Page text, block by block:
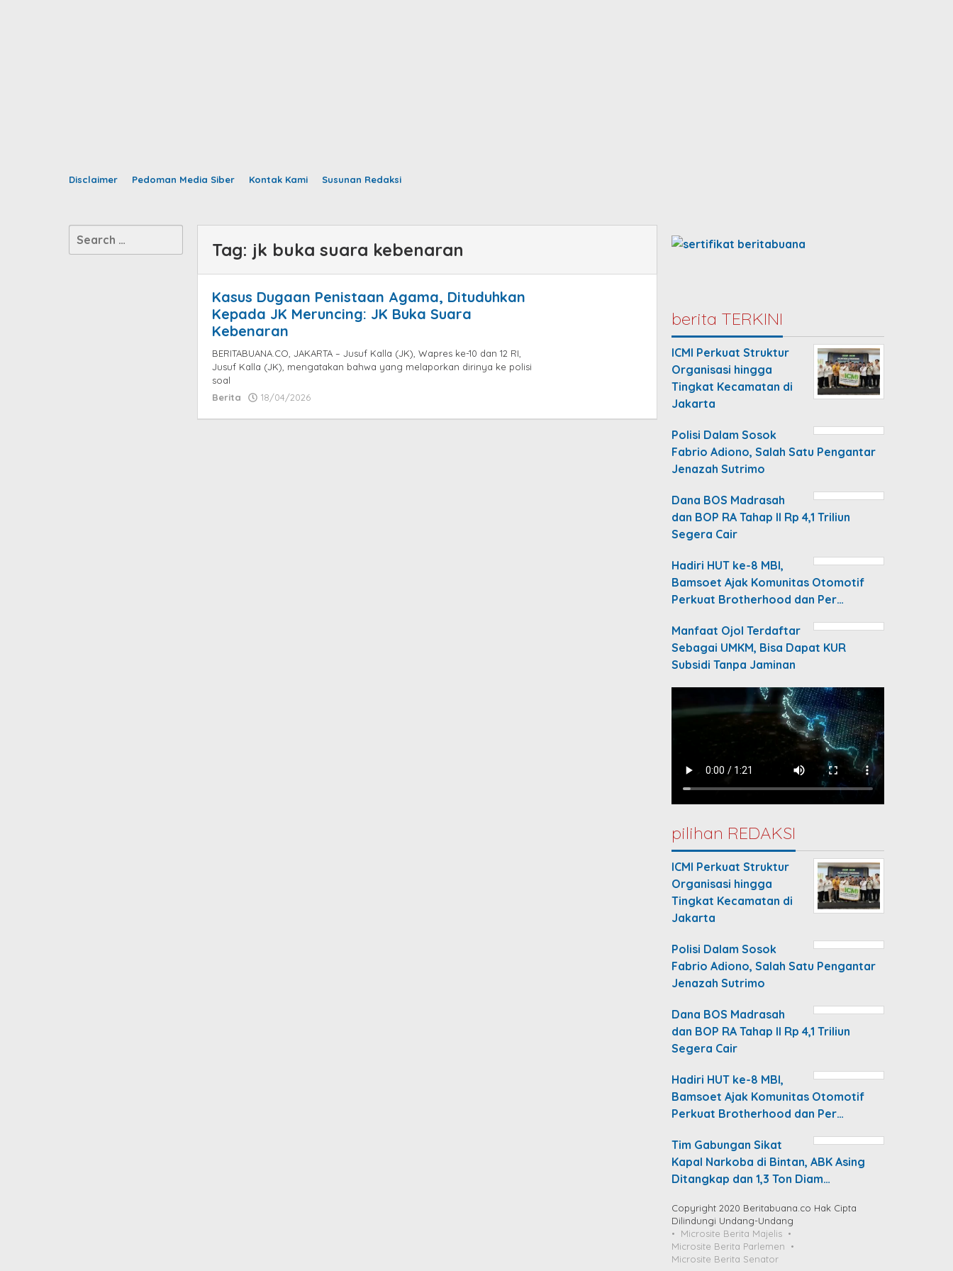
Disclaimer Pedoman Media Siber Kontak Kami Susunan Redaksi
Search
for:
Tag: jk buka suara kebenaran
Kasus Dugaan Penistaan Agama, Dituduhkan
Kepada JK Meruncing: JK Buka Suara
Kebenaran
BERITABUANA.CO, JAKARTA – Jusuf Kalla (JK), Wapres ke-10 dan 12 RI,
Jusuf Kalla (JK), mengatakan bahwa yang melaporkan dirinya ke polisi
soal
Berita
18/04/2026
berita TERKINI
ICMI Perkuat Struktur
Organisasi hingga
Tingkat Kecamatan di
Jakarta
Polisi Dalam Sosok
Fabrio Adiono, Salah Satu Pengantar
Jenazah Sutrimo
Dana BOS Madrasah
dan BOP RA Tahap II Rp 4,1 Triliun
Segera Cair
Hadiri HUT ke-8 MBI,
Bamsoet Ajak Komunitas Otomotif
Perkuat Brotherhood dan Per…
Manfaat Ojol Terdaftar
Sebagai UMKM, Bisa Dapat KUR
Subsidi Tanpa Jaminan
pilihan REDAKSI
ICMI Perkuat Struktur
Organisasi hingga
Tingkat Kecamatan di
Jakarta
Polisi Dalam Sosok
Fabrio Adiono, Salah Satu Pengantar
Jenazah Sutrimo
Dana BOS Madrasah
dan BOP RA Tahap II Rp 4,1 Triliun
Segera Cair
Hadiri HUT ke-8 MBI,
Bamsoet Ajak Komunitas Otomotif
Perkuat Brotherhood dan Per…
Tim Gabungan Sikat
Kapal Narkoba di Bintan, ABK Asing
Ditangkap dan 1,3 Ton Diam…
Copyright 2020 Beritabuana.co Hak Cipta
Dilindungi Undang-Undang
Microsite Berita Majelis
Microsite Berita Parlemen
Microsite Berita Senator